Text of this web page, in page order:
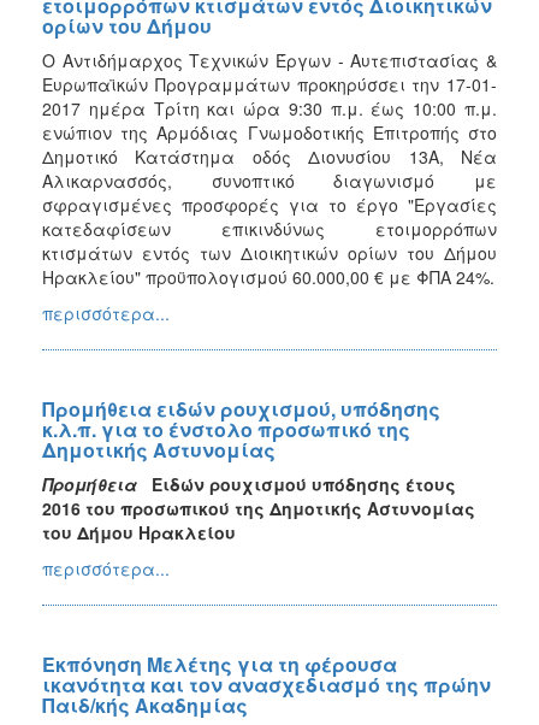
ορίων του Δήμου
Ο Αντιδήμαρχος Τεχνικών Έργων - Αυτεπιστασίας &
Ευρωπαϊκών Προγραμμάτων προκηρύσσει την 17-01-
2017 ημέρα Τρίτη και ώρα 9:30 π.μ. έως 10:00 π.μ.
ενώπιον της Αρμόδιας Γνωμοδοτικής Επιτροπής στο
Δημοτικό Κατάστημα οδός Διονυσίου 13Α, Νέα
Αλικαρνασσός, συνοπτικό διαγωνισμό με
σφραγισμένες προσφορές για το έργο "Εργασίες
κατεδαφίσεων επικινδύνως ετοιμορρόπων
κτισμάτων εντός των Διοικητικών ορίων του Δήμου
Ηρακλείου" προϋπολογισμού 60.000,00 € με ΦΠΑ 24%.
περισσότερα...
Προμήθεια ειδών ρουχισμού, υπόδησης
κ.λ.π. για το ένστολο προσωπικό της
Δημοτικής Αστυνομίας
Προμήθεια
Ειδών ρουχισμού υπόδησης έτους
2016 του προσωπικού της Δημοτικής Αστυνομίας
του Δήμου Ηρακλείου
περισσότερα...
Εκπόνηση Μελέτης για τη φέρουσα
ικανότητα και τον ανασχεδιασμό της πρώην
Παιδ/κής Ακαδημίας